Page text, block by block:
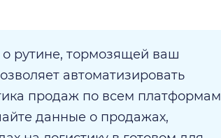
рутине, тормозящей ваш
автоматизировать
продаж по всем платформам
данные о продажах,